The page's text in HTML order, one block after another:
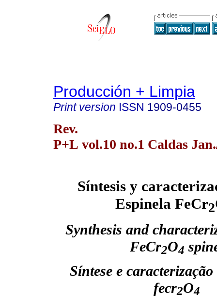
Producción + Limpia
Print version ISSN 1909-0455
Rev.
P+L vol.10 no.1 Caldas
Síntesis y
Espinela FeCr2
Synthesis and
FeCr2O4
Síntese e
fecr2O4